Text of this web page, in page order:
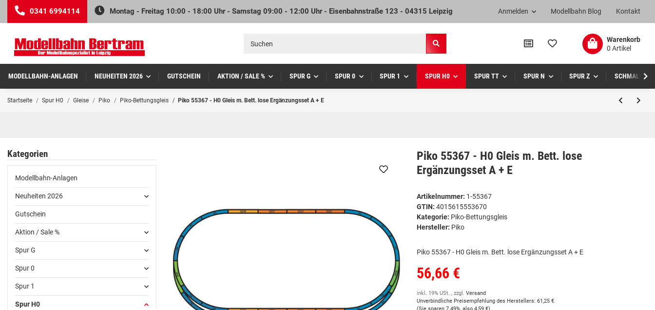
0341 6994114 Montag - Freitag 10:00 - 18:00 Uhr - Samstag 09:00 - 12:00 Uhr - Eisenbahnstraße 123 - 04315 Leipzig Kontakt
Modellbahn Blog
Anmelden
Warenkorb
0 Artikel
MODELLBAHN-ANLAGEN NEUHEITEN 2026 GUTSCHEIN AKTION / SALE % SPUR G SPUR 0 SPUR 1 SPUR H0 SPUR TT SPUR N SPUR Z SCHMALSPUR
Startseite Spur H0 Gleise Piko Piko-Bettungsgleis Piko 55367 - H0 Gleis m. Bett. lose Ergänzungsset A + E
Piko 55367 - H0 Gleis m. Bett. lose
Ergänzungsset A + E
Artikelnummer: 1-55367
GTIN: 4015615553670
Kategorie: Piko-Bettungsgleis
Hersteller: Piko
Piko 55367 - H0 Gleis m. Bett. lose Ergänzungsset A + E
56,66 €
inkl. 19% USt. , zzgl. Versand
Unverbindliche Preisempfehlung des Herstellers: 61,25 €
Kategorien
Modellbahn-Anlagen
Neuheiten 2026
Gutschein
Aktion / Sale %
Spur G
Spur 0
Spur 1
Spur H0